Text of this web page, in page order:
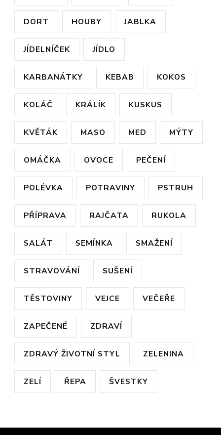
DORT HOUBY JABLKA
JÍDELNÍČEK JÍDLO
KARBANÁTKY KEBAB KOKOS
KOLÁČ KRÁLÍK KUSKUS
KVĚTÁK MASO MED MÝTY
OMÁČKA OVOCE PEČENÍ
POLÉVKA POTRAVINY PSTRUH
PŘÍPRAVA RAJČATA RUKOLA
SALÁT SEMÍNKA SMAŽENÍ
STRAVOVÁNÍ SUŠENÍ
TĚSTOVINY VEJCE VEČEŘE
ZAPEČENÉ ZDRAVÍ
ZDRAVÝ ŽIVOTNÍ STYL ZELENINA
ZELÍ ŘEPA ŠVESTKY